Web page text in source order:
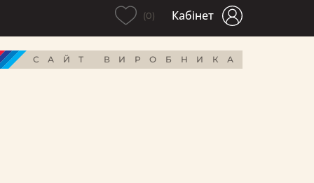
(0) Кабінет
САЙТ ВИРОБНИКА